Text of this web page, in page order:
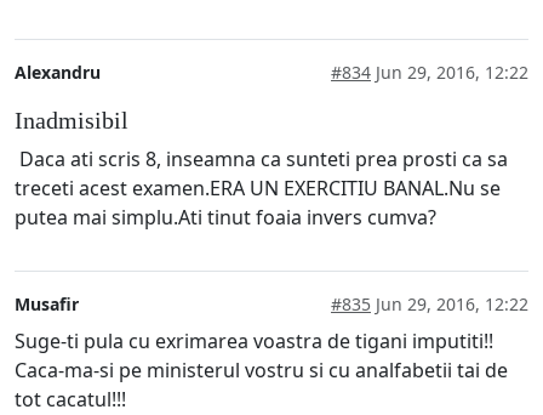
Alexandru #834 Jun 29, 2016, 12:22
Inadmisibil
Daca ati scris 8, inseamna ca sunteti prea prosti ca sa
treceti acest examen.ERA UN EXERCITIU BANAL.Nu se
putea mai simplu.Ati tinut foaia invers cumva?
Musafir #835 Jun 29, 2016, 12:22
Suge-ti pula cu exrimarea voastra de tigani imputiti!!
Caca-ma-si pe ministerul vostru si cu analfabetii tai de
tot cacatul!!!